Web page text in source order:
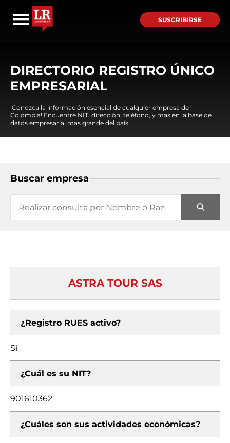
SUSCRIBIRSE
DIRECTORIO REGISTRO ÚNICO
EMPRESARIAL
¡Conozca la información esencial de cualquier empresa de
Colombia! Encuentre NIT, dirección, teléfono, y mas en la base de
datos empresarial mas grande del país.
Buscar empresa
ASTRA TOUR SAS
¿Registro RUES activo?
Si
¿Cuál es su NIT?
901610362
¿Cuáles son sus actividades económicas?